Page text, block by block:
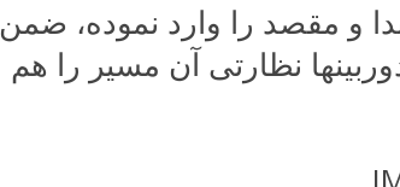
و مقصد را وارد نموده، ضمن
نظارتی آن مسیر را هم